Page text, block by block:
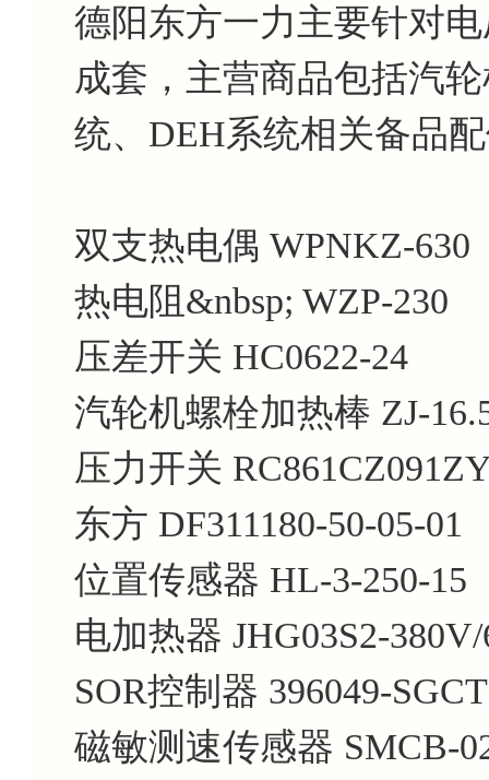
德阳东方一力主要针对
成套，主营商品包括汽
统、DEH系统相关备品
双支热电偶 WPNKZ-630
热电阻&nbsp; WZP-230
压差开关 HC0622-24
汽轮机螺栓加热棒 ZJ-
压力开关
东方 DF311180-50-05-01
位置传感器 HL-3-250-15
电加热器 JHG03S2-
SOR控制器 396049-
磁敏测速传感器 SMCB-